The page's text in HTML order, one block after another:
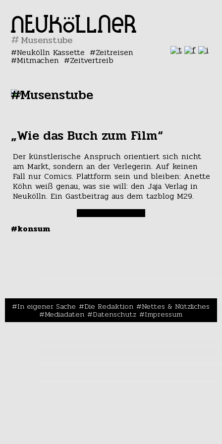
#
Neukölln Kassette Zeitreisen
Mitmachen Zeitvertreib
#Musenstube
„Wie das Buch zum Film“
Der künstlerische Anspruch orientiert sich nicht
am Markt, sondern an der Verlegerin. Auf keinen
Fall nur Comics. Plattform sein und bleiben: Anette
Köhn weiß genau, was sie will: den Jaja Verlag in
Neukölln. Ein Gastbeitrag aus dem tazblog M29.
#konsum
In eigener Sache Die Redaktion Nettes & Nützliches
Mediadaten Datenschutz Impressum